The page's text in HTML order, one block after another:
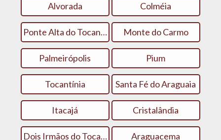
Alvorada Colméia
Ponte Alta do Tocantins Monte do Carmo
Palmeirópolis Pium
Tocantínia Santa Fé do Araguaia
Itacajá Cristalândia
Dois Irmãos do Tocantins Araguacema